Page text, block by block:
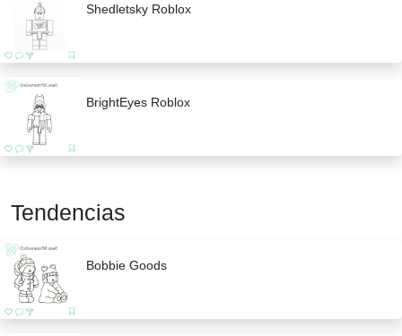
Shedletsky Roblox
BrightEyes Roblox
Tendencias
Bobbie Goods